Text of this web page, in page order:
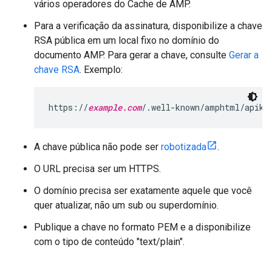
vários operadores do Cache de AMP.
Para a verificação da assinatura, disponibilize a chave
RSA pública em um local fixo no domínio do
documento AMP. Para gerar a chave, consulte Gerar a
chave RSA. Exemplo:
https://example.com/.well-known/amphtml/
A chave pública não pode ser robotizada
.
O URL precisa ser um HTTPS.
O domínio precisa ser exatamente aquele que você
quer atualizar, não um sub ou superdomínio.
Publique a chave no formato PEM e a disponibilize
com o tipo de conteúdo "text/plain".